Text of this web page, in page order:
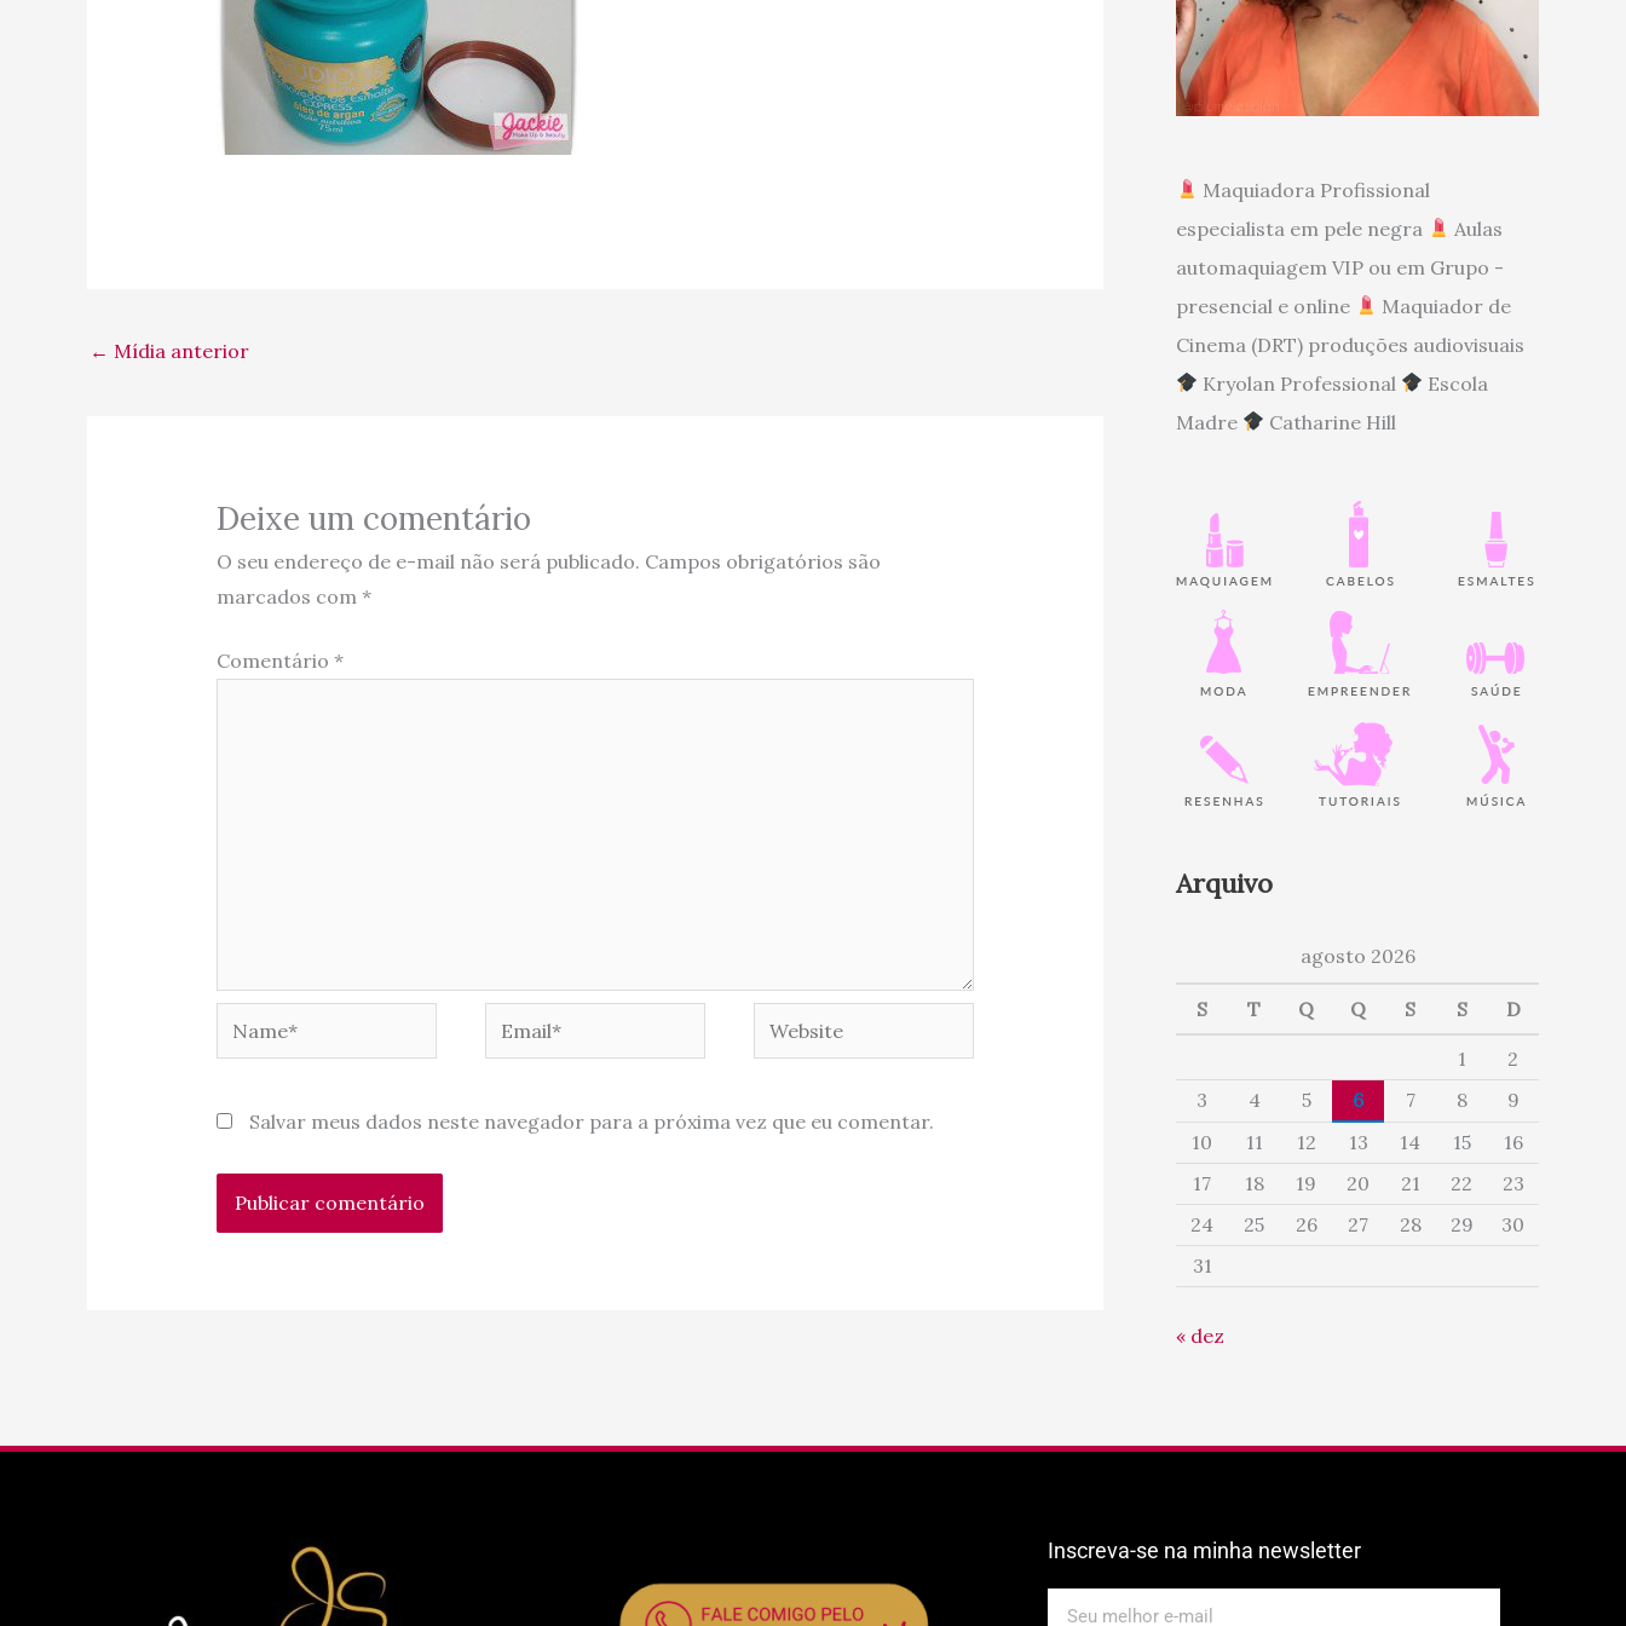
← Mídia anterior
Deixe um comentário
O seu endereço de e-mail não será publicado. Campos obrigatórios são
marcados com *
Comentário *
Website
Salvar meus dados neste navegador para a próxima vez que eu comentar.
Maquiadora Profissional
especialista em pele negra
Aulas
automaquiagem VIP ou em Grupo -
presencial e online
Maquiador de
Cinema (DRT) produções audiovisuais
Kryolan Professional
Escola
Madre
Catharine Hill
Arquivo
agosto 2026
S T Q Q S S D
1
2
3
4 5 6 7 8
9
10
11 12 13 14 15
16
17
18 19 20 21 22
23
24
25 26 27 28 29
30
31
« dez
Inscreva-se na minha newsletter